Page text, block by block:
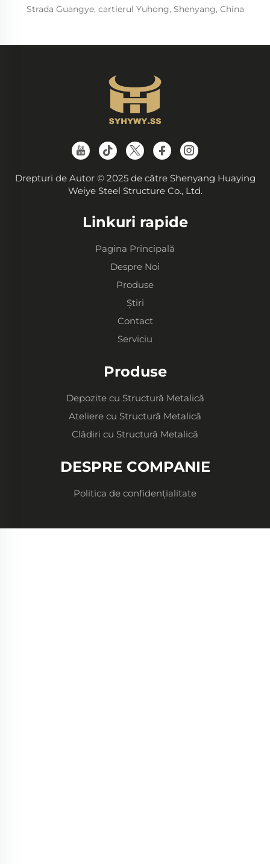
Strada Guangye, cartierul Yuhong, Shenyang, China
Drepturi de Autor © 2025 de către Shenyang Huaying
Weiye Steel Structure Co., Ltd.
Linkuri rapide
Pagina Principală
Despre Noi
Produse
Știri
Contact
Serviciu
Produse
Depozite cu Structură Metalică
Ateliere cu Structură Metalică
Clădiri cu Structură Metalică
DESPRE COMPANIE
Politica de confidențialitate